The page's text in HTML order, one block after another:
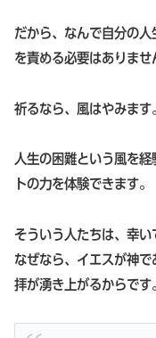
だから、なんで自分の
を責める必要はありませ
祈るなら、風はやみます。
人生の困難という風を
トの力を体験できます。
そういう人たちは、幸い
なぜなら、イエスが神
拝が湧き上がるからです。